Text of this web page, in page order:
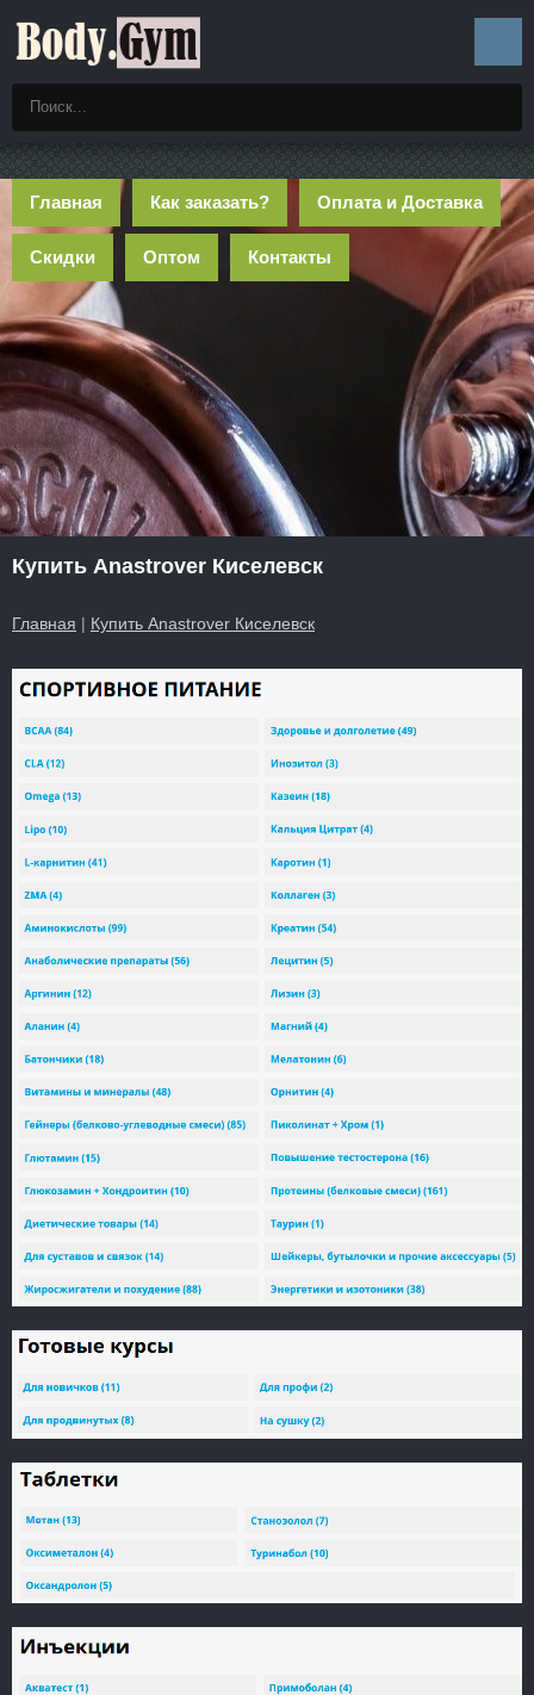
Главная Как заказать? Оплата и Доставка
Скидки Оптом Контакты
Купить Anastrover Киселевск
Главная | Купить Anastrover Киселевск